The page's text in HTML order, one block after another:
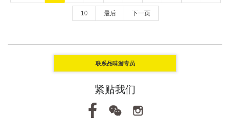
10 最后 下一页
联系品味游专员
紧贴我们